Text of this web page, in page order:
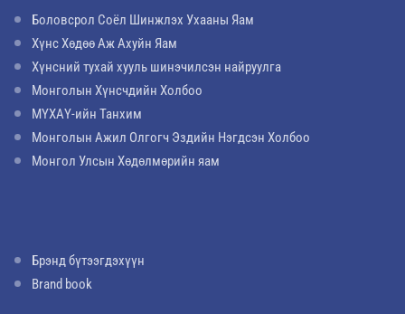
Боловсрол Соёл Шинжлэх Ухааны Яам
Хүнс Хөдөө Аж Ахуйн Яам
Хүнсний тухай хууль шинэчилсэн найруулга
Монголын Хүнсчдийн Холбоо
МҮХАҮ-ийн Танхим
Монголын Ажил Олгогч Эздийн Нэгдсэн Холбоо
Монгол Улсын Хөдөлмөрийн яам
Брэнд бүтээгдэхүүн
Brand book